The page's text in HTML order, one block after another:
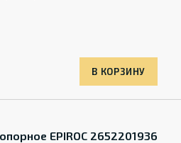
В КОРЗИНУ
EPIROC 2652201936